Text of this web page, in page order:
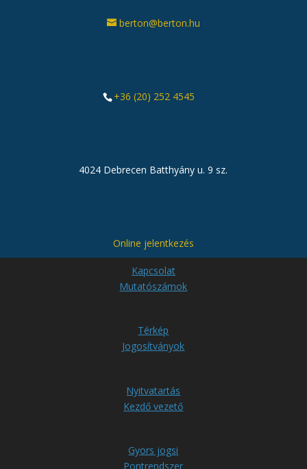
berton@berton.hu
+36 (20) 252 4545
4024 Debrecen Batthyány u. 9 sz.
Online jelentkezés
Kapcsolat
Mutatószámok
Térkép
Jogosítványok
Nyitvatartás
Kezdő vezető
Gyors jogsi
Pontrendszer